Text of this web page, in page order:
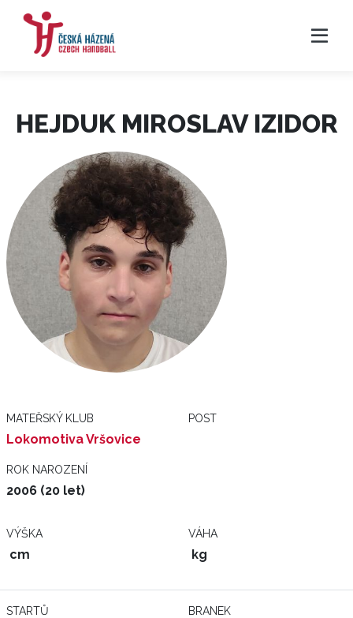
HEJDUK MIROSLAV IZIDOR
MATEŘSKÝ KLUB
Lokomotiva Vršovice
POST
ROK NAROZENÍ
2006 (20 let)
VÝŠKA
cm
VÁHA
kg
STARTŮ BRANEK